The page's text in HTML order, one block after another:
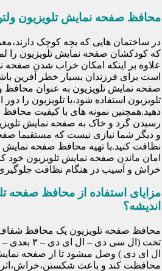
محافظ صفحه نمایش تلویزیون
در ساختمان هایی که بچه کوچک
که کودکشان صفحه نمایش تلویزیون را
علاوه بر اینکه امکان خراب شدن صفحه
است برای فرزندان بسیار خطر آفرین
صفحه نمایش تلویزیون به عنوان
تلویزیون استفاده شود،یا تلویزیون را
دهید.همچنین نمونه های با کیفیت محافظ
رسیدن گرد و خاک به صفحه نمایش
و دیگر شما نیازی نیست که مستقیما
نظافت کنید.با تهیه محافظ صفحه نمایش
امان ماندن صفحه نمایش تلویزیون خود
خراش و آسیب در هنگام نظافت جلوگیری
مزایای استفاده از محافظ صفحه
اندیشه؟
محافظ صفحه تلویزیون یک محافظ
تخت (ال سی
ال ای دی ) وصل میشود تا از صفحه
محافظت کند و باعث شکستن،خراش،اثر